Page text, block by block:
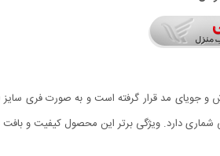
و جویای مد قرار گرفته است و به صورت فری